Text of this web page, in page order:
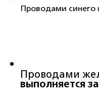
Проводами синего
Проводами
выполняется